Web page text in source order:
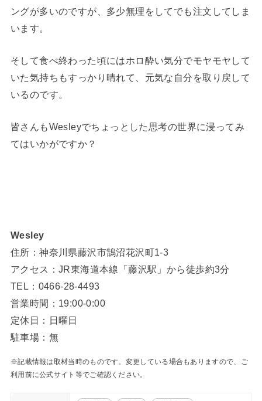
ングが多いのですが、多少無理をしてでも注文してしま
います。
そして食べ終わった頃にはホロ酔い気分でモヤモヤして
いた気持ちもすっかり晴れて、元気な自分を取り戻して
いるのです。
皆さんもWesleyでちょっとした思考の世界に浸ってみ
てはいかがですか？
Wesley
住所：神奈川県藤沢市鵠沼花沢町1-3
アクセス：JR東海道本線「藤沢駅」から徒歩約3分
TEL：0466-28-4493
営業時間：19:00-0:00
定休日：日曜日
駐車場：無
※記載情報は取材当時のものです。変更している場合もありますので、ご
利用前に公式サイト等でご確認ください。